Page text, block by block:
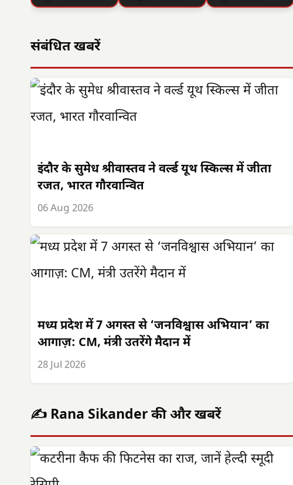
संबंधित खबरें
इंदौर के सुमेध श्रीवास्तव ने वर्ल्ड यूथ स्किल्स में जीता
रजत, भारत गौरवान्वित
06 Aug 2026
मध्य प्रदेश में 7 अगस्त से ‘जनविश्वास अभियान’ का
आगाज़: CM, मंत्री उतरेंगे मैदान में
28 Jul 2026
✍️ Rana Sikander की और खबरें